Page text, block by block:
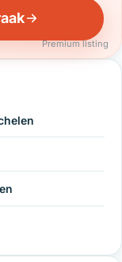
Premium listing